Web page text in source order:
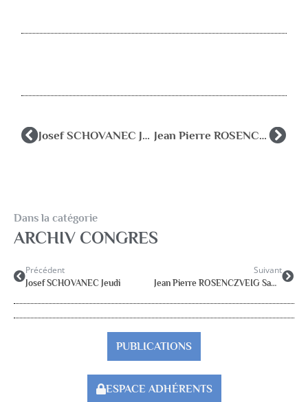
Josef SCHOVANEC Jeudi Jean Pierre ROSENCZVEIG Samedi
Dans la catégorie
ARCHIV CONGRES
Précédent
Josef SCHOVANEC Jeudi
Suivant
Jean Pierre ROSENCZVEIG Samedi
PUBLICATIONS
ESPACE ADHÉRENTS